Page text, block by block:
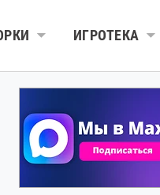
ИГРОТЕКА